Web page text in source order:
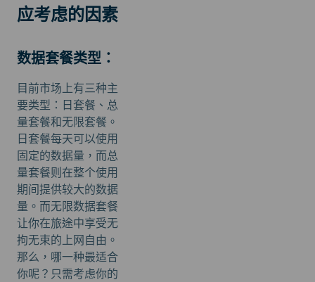
应考虑的因素
数据套餐类型：
目前市场上有三种主
要类型：日套餐、总
量套餐和无限套餐。
日套餐每天可以使用
固定的数据量，而总
量套餐则在整个使用
期间提供较大的数据
量。而无限数据套餐
让你在旅途中享受无
拘无束的上网自由。
那么，哪一种最适合
你呢？只需考虑你的